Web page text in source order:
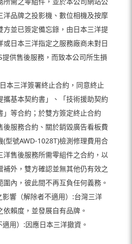
洋品牌之投影機、數位相機及按摩
方並已簽定備忘錄，由日本三洋提
日本三洋指定之服務廠商未對日
供售後服務，而致本公司所生損
本三洋簽署終止合約，同意終止
基本契約書」、「技術援助契約
等合約；於雙方簽定終止合約
服務合約、關於銷毀廣告看板費
型號AWD-1028T)檢測修理費用合
售後服務所需零組件之合約，以
補外，雙方確認並無其他仍有效之
內，彼此間不再互負任何義務。
響（解除者不適用）:台灣三洋
賴度，並發展自有品牌。
用）:因應日本三洋撤資。